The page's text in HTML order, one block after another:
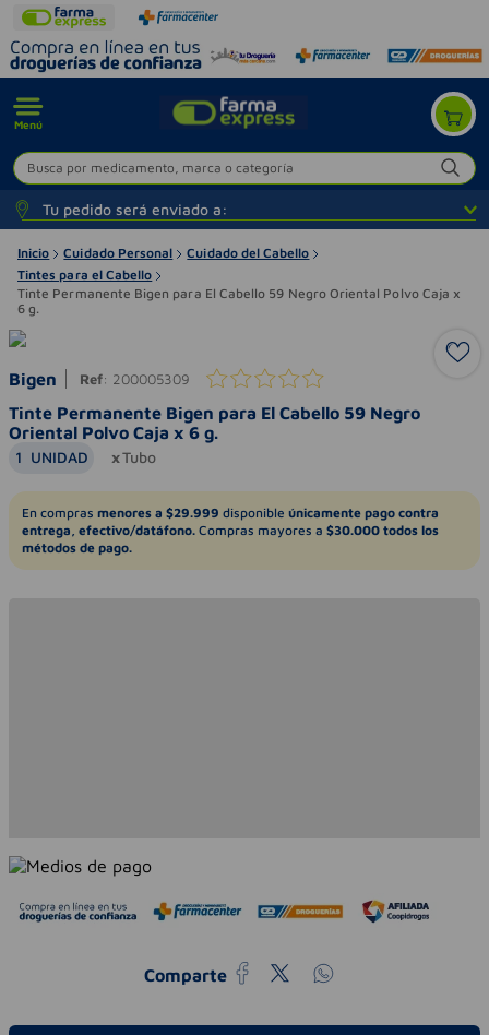
Menú
Busca por medicamento, marca o categoría
Tu pedido será enviado a:
Inicio Cuidado Personal
Cuidado del Cabello
Tintes para el Cabello
Tinte Permanente Bigen para El Cabello 59 Negro Oriental Polvo Caja x
6 g.
Bigen Ref: 200005309
Tinte Permanente Bigen para El Cabello 59 Negro
Oriental Polvo Caja x 6 g.
1 UNIDAD Tubo
En compras menores a $29.999 disponible únicamente pago contra
entrega, efectivo/datáfono. Compras mayores a $30.000 todos los
métodos de pago.
Comparte